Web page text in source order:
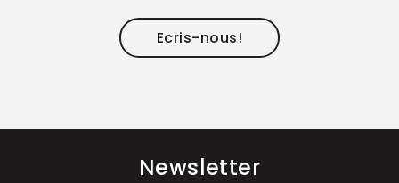
Ecris-nous!
Newsletter